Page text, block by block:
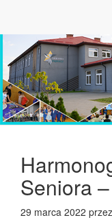
Seniora
29 marca 2022 przez